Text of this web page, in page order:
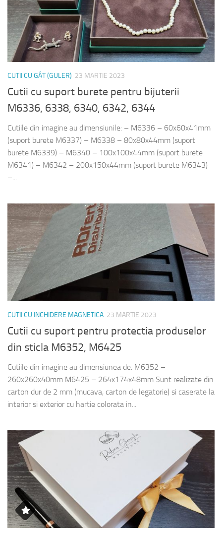
CUTII CU GÂT (GULER) 23 MARTIE 2023
Cutii cu suport burete pentru bijuterii
M6336, 6338, 6340, 6342, 6344
Cutiile din imagine au dimensiunile: – M6336 – 60x60x41mm
(suport burete M6337) – M6338 – 80x80x44mm (suport
burete M6339) – M6340 – 100x100x44mm (suport burete
M6341) – M6342 – 200x150x44mm (suport burete M6343)
–...
CUTII CU INCHIDERE MAGNETICA 23 MARTIE 2023
Cutii cu suport pentru protectia produselor
din sticla M6352, M6425
Cutiile din imagine au dimensiunea de: M6352 –
260x260x40mm M6425 – 264x174x48mm Sunt realizate din
carton dur de 2 mm (mucava, carton de legatorie) si caserate la
interior si exterior cu hartie colorata in...